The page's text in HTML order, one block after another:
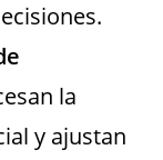
la
y ajustan